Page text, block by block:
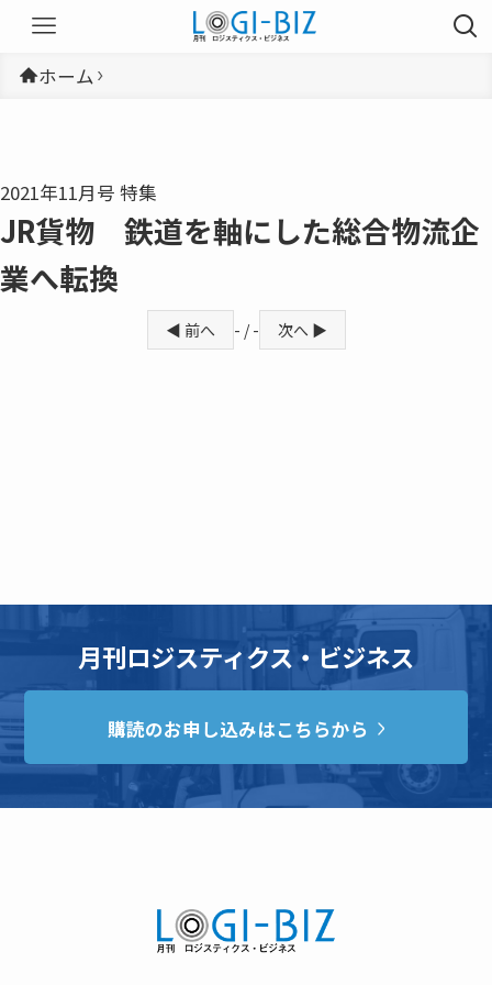
ホーム
2021年11月号 特集
JR貨物 鉄道を軸にした総合物流企
業へ転換
◀ 前へ - / - 次へ ▶
月刊ロジスティクス・ビジネス
購読のお申し込みはこちらから